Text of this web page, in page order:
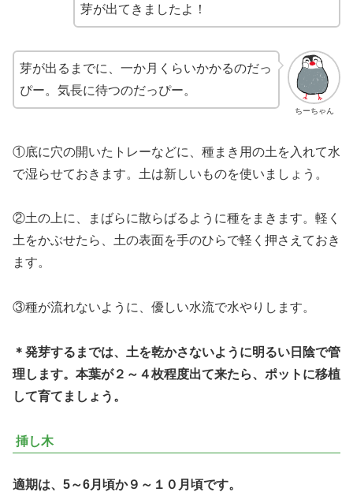
芽が出てきましたよ！
ちーちゃん
芽が出るまでに、一か月くらいかかるのだっ
ぴー。気長に待つのだっぴー。
①底に穴の開いたトレーなどに、種まき用の土を入れて水
で湿らせておきます。土は新しいものを使いましょう。
②土の上に、まばらに散らばるように種をまきます。軽く
土をかぶせたら、土の表面を手のひらで軽く押さえておき
ます。
③種が流れないように、優しい水流で水やりします。
＊発芽するまでは、土を乾かさないように明るい日陰で管
理します。本葉が２～４枚程度出て来たら、ポットに移植
して育てましょう。
挿し木
適期は、5～6月頃か９～１０月頃です。